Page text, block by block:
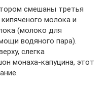
смешаны третья
молока и
(молоко для
водяного пара).
слегка
монаха-капуцина, этот